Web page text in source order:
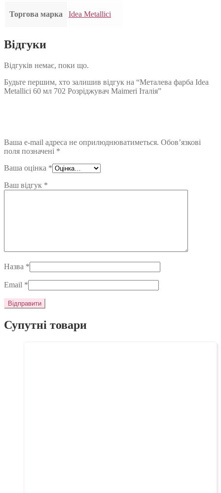
Торгова марка Idea Metallici
Відгуки
Відгуків немає, поки що.
Будьте першим, хто залишив відгук на “Металева фарба Idea
Metallici 60 мл 702 Розріджувач Maimeri Італія”
Ваша e-mail адреса не оприлюднюватиметься. Обов’язкові
поля позначені *
Ваша оцінка *
Ваш відгук *
Назва *
Email *
Супутні товари